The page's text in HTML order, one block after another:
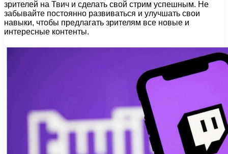
зрителей на Твич и сделать свой стрим успешным. Не
забывайте постоянно развиваться и улучшать свои
навыки, чтобы предлагать зрителям все новые и
интересные контенты.